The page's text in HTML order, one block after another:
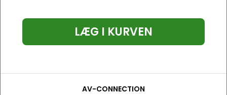
LÆG I KURVEN
AV-CONNECTION